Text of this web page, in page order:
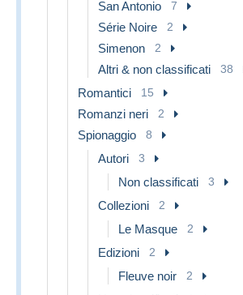
San Antonio 7
Série Noire 2
Simenon 2
Altri & non classificati 38
Romantici 15
Romanzi neri 2
Spionaggio 8
Autori 3
Non classificati 3
Collezioni 2
Le Masque 2
Edizioni 2
Fleuve noir 2